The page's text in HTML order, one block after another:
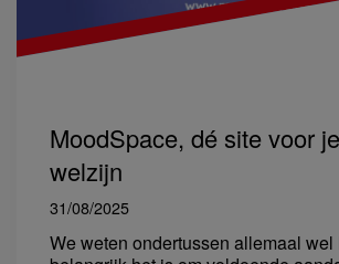
MoodSpace, dé site voor
welzijn
31/08/2025
We weten ondertussen allemaal wel